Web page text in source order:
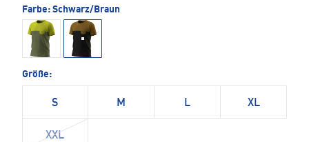
Farbe: Schwarz/Braun
Größe:
S M L XL
XXL